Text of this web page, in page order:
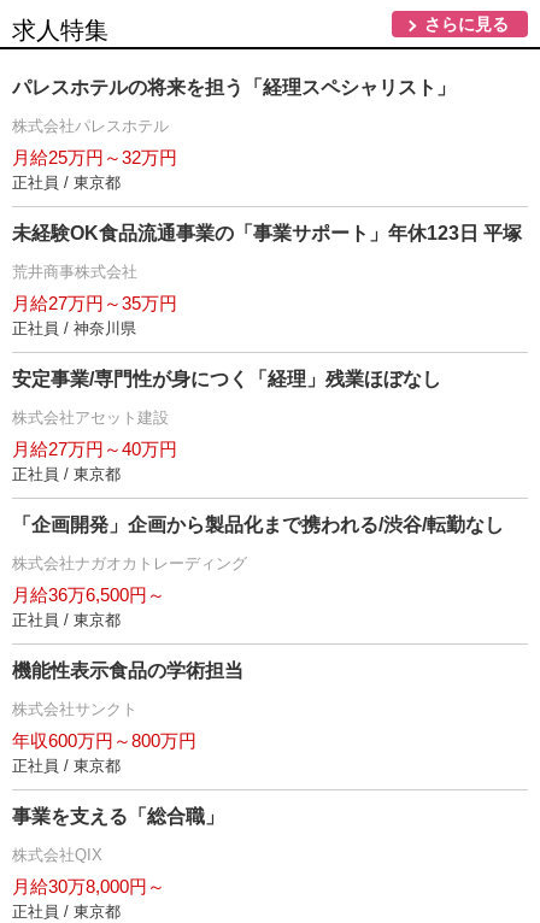
求人特集 さらに見る
パレスホテルの将来を担う「経理スペシャリスト」
株式会社パレスホテル
月給25万円～32万円
正社員 / 東京都
未経験OK食品流通事業の「事業サポート」年休123日 平塚
荒井商事株式会社
月給27万円～35万円
正社員 / 神奈川県
安定事業/専門性が身につく「経理」残業ほぼなし
株式会社アセット建設
月給27万円～40万円
正社員 / 東京都
「企画開発」企画から製品化まで携われる/渋谷/転勤なし
株式会社ナガオカトレーディング
月給36万6,500円～
正社員 / 東京都
機能性表示食品の学術担当
株式会社サンクト
年収600万円～800万円
正社員 / 東京都
事業を支える「総合職」
株式会社QIX
月給30万8,000円～
正社員 / 東京都